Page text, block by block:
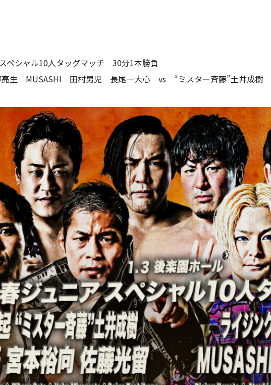
シャル10人タッグマッチ 30分1本勝負
亮生 MUSASHI 田村男児 長尾一大心 vs “ミスター斉藤”土井成